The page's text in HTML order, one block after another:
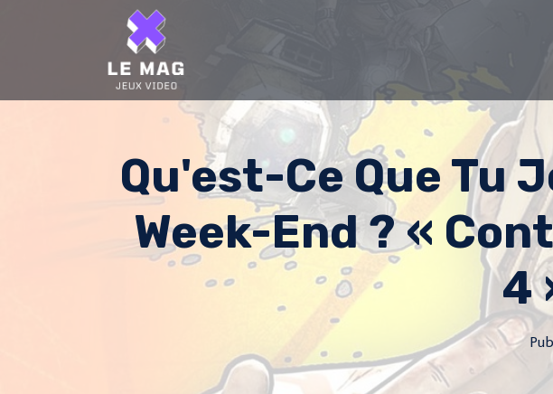
Qu'est-Ce Que Tu
Week-End ? «
4